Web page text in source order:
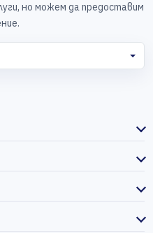
но можем да предоставим